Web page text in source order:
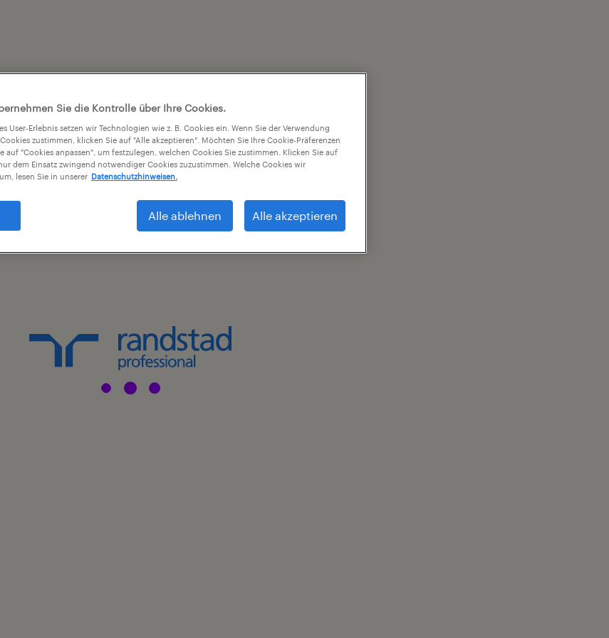
Sie die Kontrolle über Ihre Cookies.
User-Erlebnis setzen wir Technologien wie z. B. Cookies ein. Wenn Sie der Verwendung
zustimmen, klicken Sie auf "Alle akzeptieren". Möchten Sie Ihre Cookie-Präferenzen
auf "Cookies anpassen", um festzulegen, welchen Cookies Sie zustimmen. Klicken Sie auf
dem Einsatz zwingend notwendiger Cookies zuzustimmen. Welche Cookies wir
lesen Sie in unserer Datenschutzhinweisen.
Alle ablehnen Alle akzeptieren